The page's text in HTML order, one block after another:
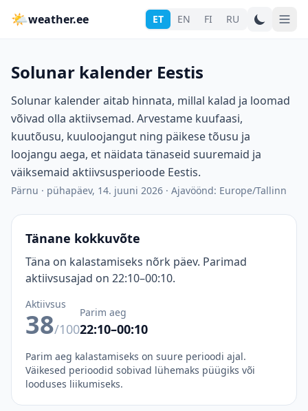
🌤weather.ee ET EN FI RU
Solunar kalender Eestis
Solunar kalender aitab hinnata, millal kalad ja loomad
võivad olla aktiivsemad. Arvestame kuufaasi,
kuutõusu, kuuloojangut ning päikese tõusu ja
loojangu aega, et näidata tänaseid suuremaid ja
väiksemaid aktiivsusperioode Eestis.
Pärnu · pühapäev, 14. juuni 2026 · Ajavöönd: Europe/Tallinn
Tänane kokkuvõte
Täna on kalastamiseks nõrk päev. Parimad
aktiivsusajad on 22:10–00:10.
Aktiivsus
38/100
Parim aeg
22:10–00:10
Parim aeg kalastamiseks on suure perioodi ajal.
Väikesed perioodid sobivad lühemaks püügiks või
looduses liikumiseks.